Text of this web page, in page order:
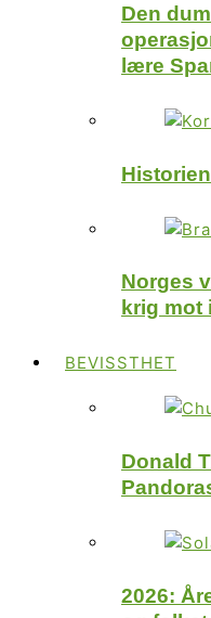
Den
lære
Norges
krig mot
BEVISSTHET
Donald
2026: